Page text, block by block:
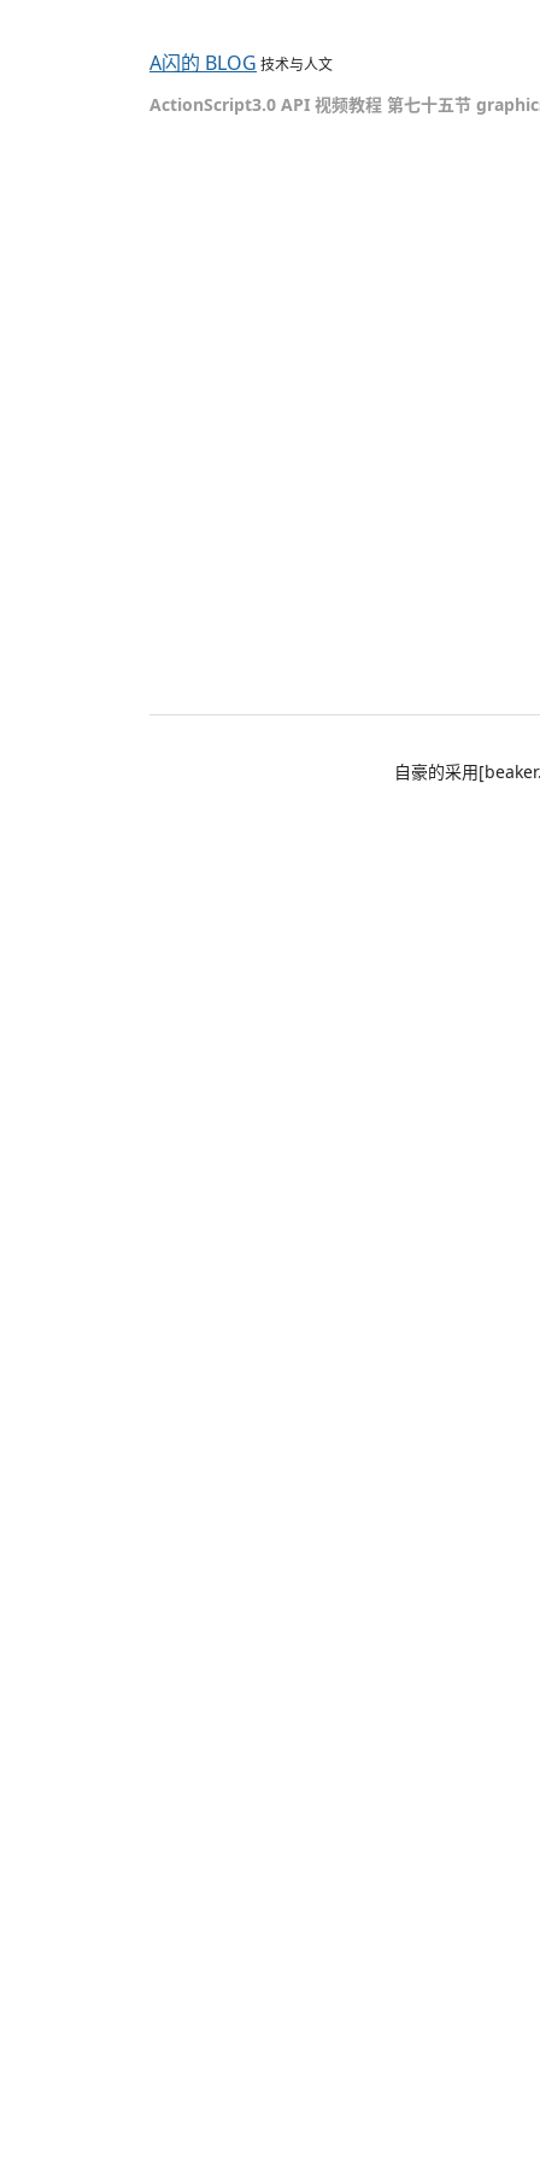
A闪的 BLOG 技术与人文
ActionScript3.0 API 视频教程 第七十五节
自豪的采用